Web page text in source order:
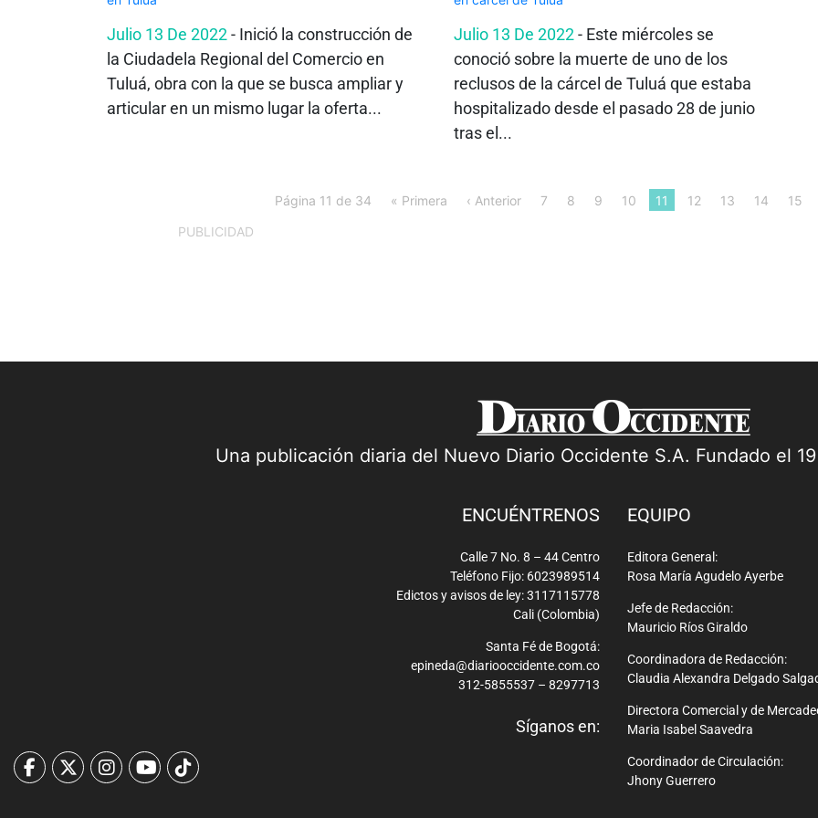
Julio 13 De 2022- Inició la construcción de
la Ciudadela Regional del Comercio en
Tuluá, obra con la que se busca ampliar y
articular en un mismo lugar la oferta...
Julio 13 De 2022- Este miércoles se
conoció sobre la muerte de uno de los
reclusos de la cárcel de Tuluá que estaba
hospitalizado desde el pasado 28 de junio
tras el...
Página 11 de 34 « Primera ‹ Anterior 7 8 9 10 11 12 13 14 15
PUBLICIDAD
Una publicación diaria del Nuevo Diario Occidente S.A. Fundado el
ENCUÉNTRENOS
Calle 7 No. 8 – 44 Centro
Teléfono Fijo: 6023989514
Edictos y avisos de ley: 3117115778
Cali (Colombia)
Santa Fé de Bogotá:
epineda@diariooccidente.com.co
312-5855537 – 8297713
Síganos en:
EQUIPO
Editora General:
Rosa María Agudelo Ayerbe
Jefe de Redacción:
Mauricio Ríos Giraldo
Coordinadora de Redacción:
Claudia Alexandra Delgado
Directora Comercial y de
Maria Isabel Saavedra
Coordinador de Circulación:
Jhony Guerrero